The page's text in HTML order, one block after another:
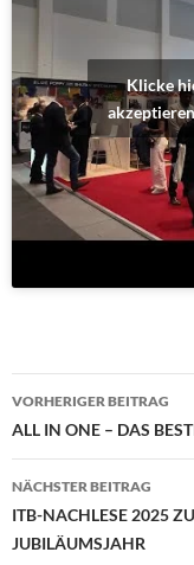
Klicke
VORHERIGER BEITRAG
ALL IN ONE – DAS
NÄCHSTER BEITRAG
ITB-NACHLESE 2025
JUBILÄUMSJAHR